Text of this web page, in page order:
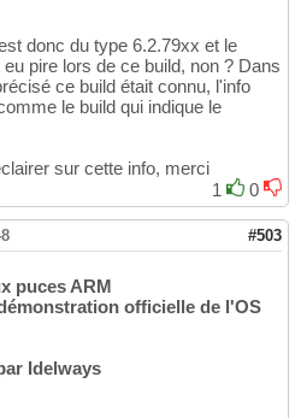
donc du type 6.2.79xx et le
pire lors de ce build, non ? Dans
ce build était connu, l'info
le build qui indique le
sur cette info, merci
1
0
#503
puces ARM
officielle de l'OS
Idelways